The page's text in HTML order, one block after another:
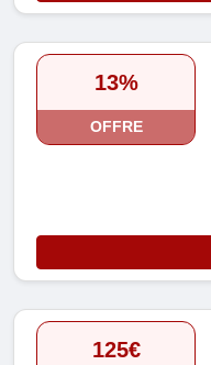
13%
OFFRE
125€